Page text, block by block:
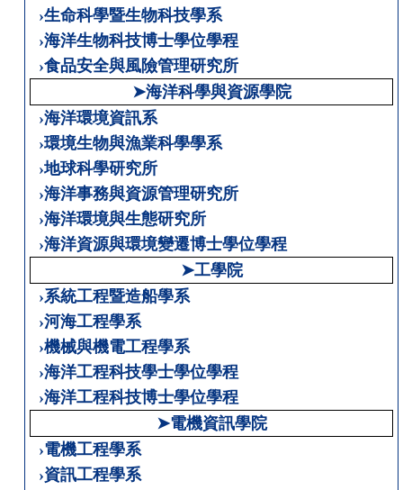
›生命科學暨生物科技學系
›海洋生物科技博士學位學程
›食品安全與風險管理研究所
➤海洋科學與資源學院
›海洋環境資訊系
›環境生物與漁業科學學系
›地球科學研究所
›海洋事務與資源管理研究所
›海洋環境與生態研究所
›海洋資源與環境變遷博士學位學程
➤工學院
›系統工程暨造船學系
›河海工程學系
›機械與機電工程學系
›海洋工程科技學士學位學程
›海洋工程科技博士學位學程
➤電機資訊學院
›電機工程學系
›資訊工程學系